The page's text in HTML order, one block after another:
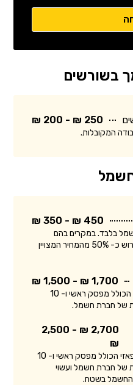
בשורשים
250 ₪ - 200 ₪
המקובלות.
חשמל
450 ₪ - 350 ₪
בלבד. במקרים בהם
החשמלאי החליף רכיב, מקובל לדרוש כ- 50% מהמחיר המצויין
1,700 ₪ - 1,500 ₪
המחיר מתייחס ללוח חשמל בסיסי הכולל מפסק ראשי ו- 10
של חברת חשמל.
2,700 ₪ - 2,500
₪
המחיר מתייחס ללוח חשמל תלת פאזי הכולל מפסק ראשי ו- 10
של חברת חשמל ועשוי
החשמל בשטח.